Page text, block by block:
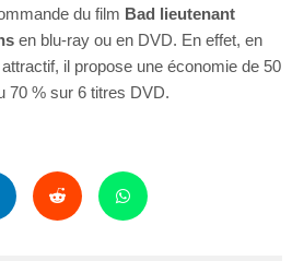
du film Bad lieutenant
en blu-ray ou en DVD. En effet, en
il propose une économie de 50
70 % sur 6 titres DVD.